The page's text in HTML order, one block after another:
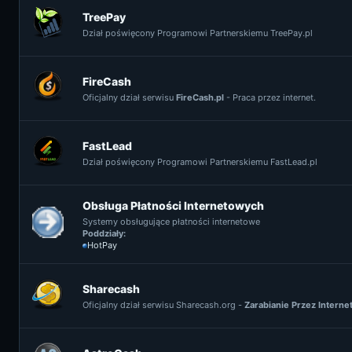
TreePay
Dział poświęcony Programowi Partnerskiemu TreePay.pl
FireCash
Oficjalny dział serwisu FireCash.pl - Praca przez internet.
FastLead
Dział poświęcony Programowi Partnerskiemu FastLead.pl
Obsługa Płatności Internetowych
Systemy obsługujące płatności internetowe
Poddziały:
HotPay
Sharecash
Oficjalny dział serwisu Sharecash.org - Zarabianie Przez Internet